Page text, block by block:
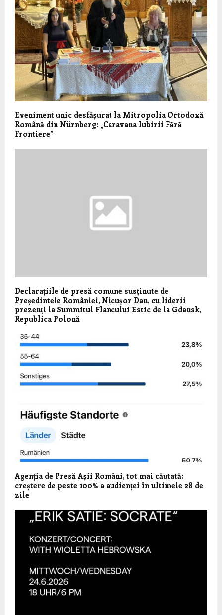
Eveniment unic desfășurat la Mitropolia Ortodoxă
Română din Nürnberg: „Caravana Iubirii Fără
Frontiere”
Declarațiile de presă comune susținute de
Președintele României, Nicușor Dan, cu liderii
prezenți la Summitul Flancului Estic de la Gdansk,
Republica Polonă
Agenția de Presă Așii Români, tot mai căutată:
creștere de peste 100% a audienței în ultimele 28 de
zile